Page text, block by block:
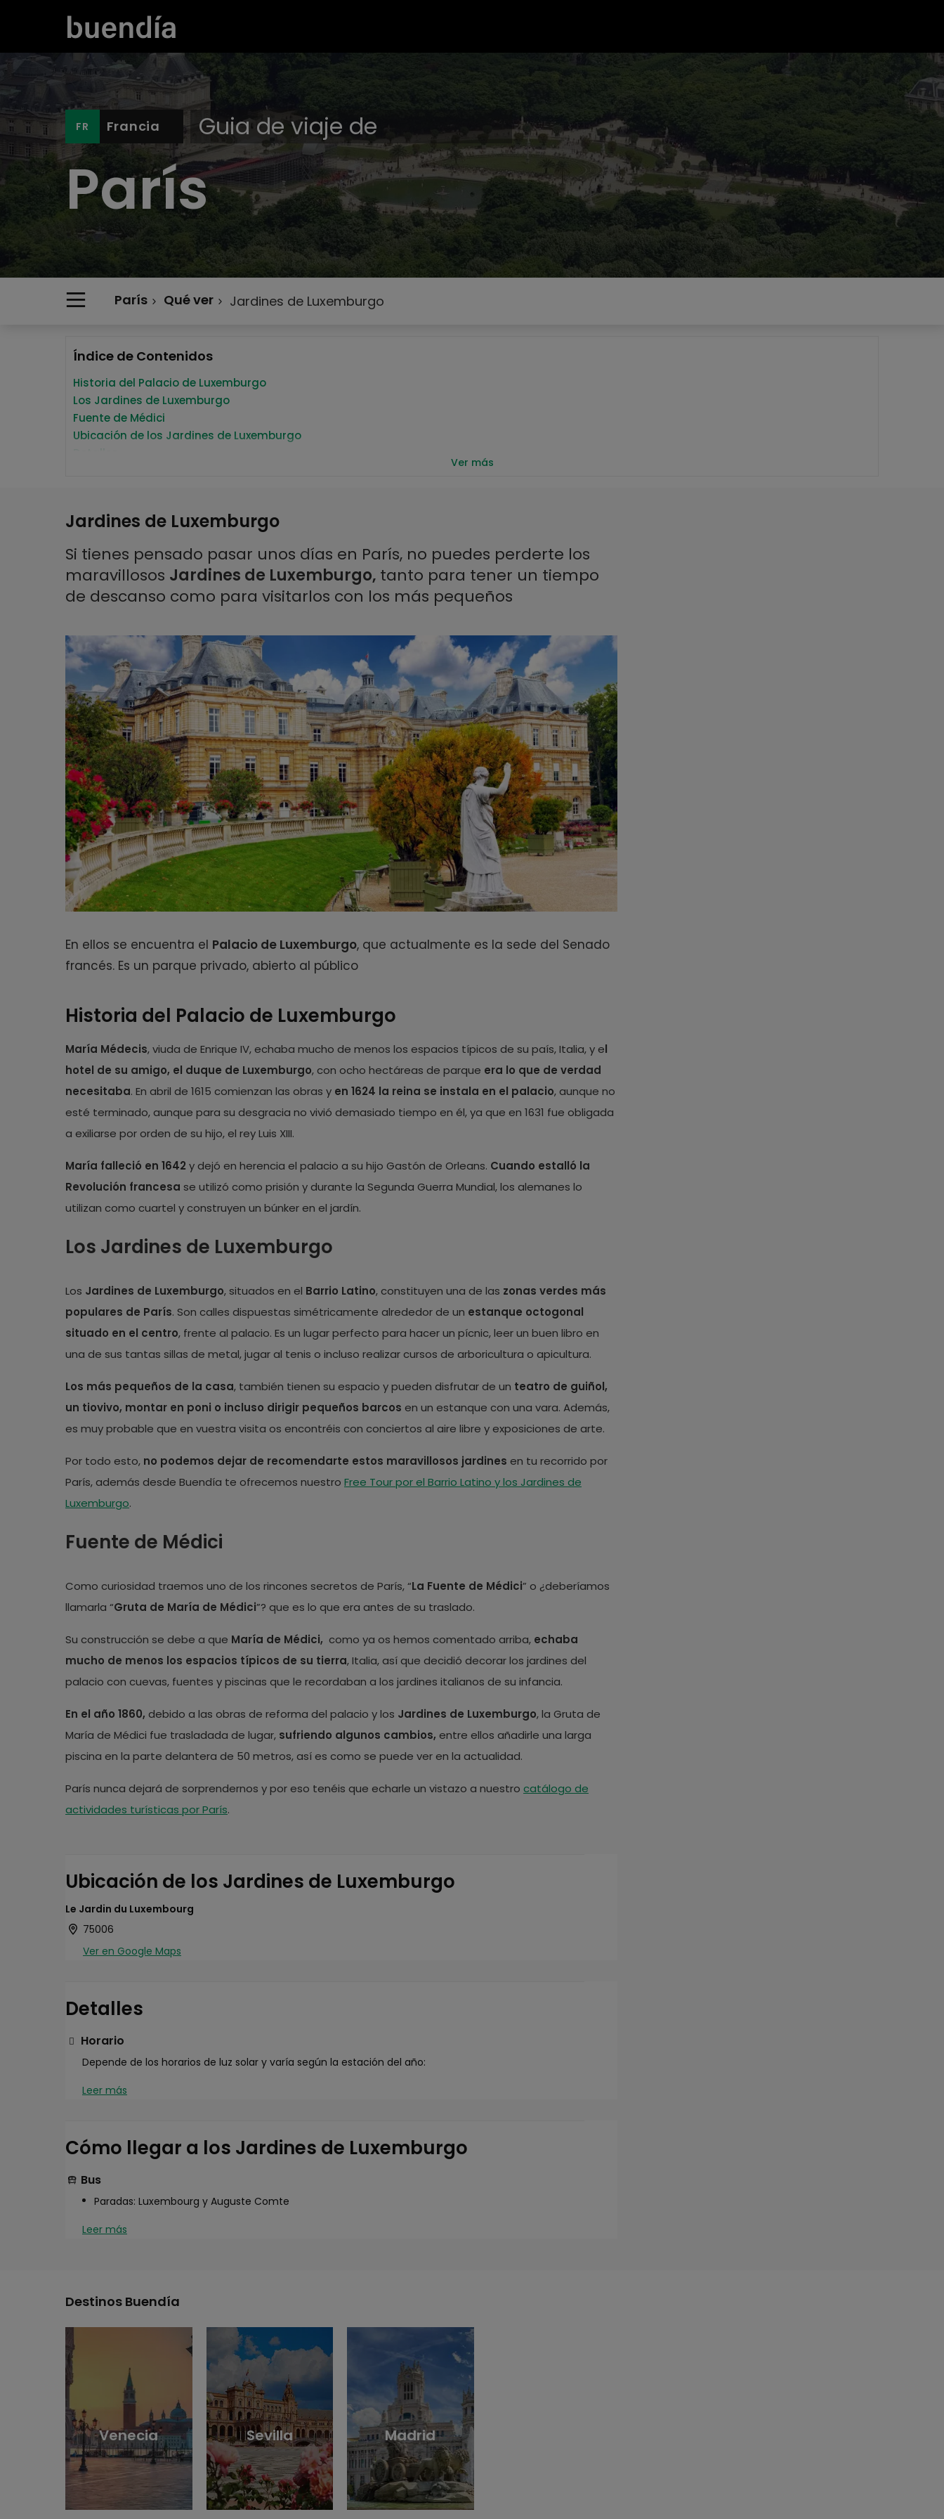
Francia Guia de viaje de
París
París Qué ver Jardines de Luxemburgo
Índice de Contenidos
Historia del Palacio de Luxemburgo
Los Jardines de Luxemburgo
Fuente de Médici
Ubicación de los Jardines de Luxemburgo
RER
Ver más
Jardines de Luxemburgo
Si tienes pensado pasar unos días en París, no puedes perderte los
maravillosos Jardines de Luxemburgo, tanto para tener un tiempo
de descanso como para visitarlos con los más pequeños
En ellos se encuentra el Palacio de Luxemburgo, que actualmente es la sede del Senado
francés. Es un parque privado, abierto al público
Historia del Palacio de Luxemburgo
María Médecis, viuda de Enrique IV, echaba mucho de menos los espacios típicos de su país, Italia, y el
hotel de su amigo, el duque de Luxemburgo, con ocho hectáreas de parque era lo que de verdad
necesitaba. En abril de 1615 comienzan las obras y en 1624 la reina se instala en el palacio, aunque no
esté terminado, aunque para su desgracia no vivió demasiado tiempo en él, ya que en 1631 fue obligada
a exiliarse por orden de su hijo, el rey Luis XIII.
María falleció en 1642 y dejó en herencia el palacio a su hijo Gastón de Orleans. Cuando estalló la
Revolución francesa se utilizó como prisión y durante la Segunda Guerra Mundial, los alemanes lo
utilizan como cuartel y construyen un búnker en el jardín.
Los Jardines de Luxemburgo
Los Jardines de Luxemburgo, situados en el Barrio Latino, constituyen una de las zonas verdes más
populares de París. Son calles dispuestas simétricamente alrededor de un estanque octogonal
situado en el centro, frente al palacio. Es un lugar perfecto para hacer un pícnic, leer un buen libro en
una de sus tantas sillas de metal, jugar al tenis o incluso realizar cursos de arboricultura o apicultura.
Los más pequeños de la casa, también tienen su espacio y pueden disfrutar de un teatro de guiñol,
un tiovivo, montar en poni o incluso dirigir pequeños barcos en un estanque con una vara. Además,
es muy probable que en vuestra visita os encontréis con conciertos al aire libre y exposiciones de arte.
Por todo esto, no podemos dejar de recomendarte estos maravillosos jardines en tu recorrido por
París, además desde Buendía te ofrecemos nuestro Free Tour por el Barrio Latino y los Jardines de
Luxemburgo.
Fuente de Médici
Como curiosidad traemos uno de los rincones secretos de París, “La Fuente de Médici” o ¿deberíamos
llamarla “Gruta de María de Médici”? que es lo que era antes de su traslado.
Su construcción se debe a que María de Médici, como ya os hemos comentado arriba, echaba
mucho de menos los espacios típicos de su tierra, Italia, así que decidió decorar los jardines del
palacio con cuevas, fuentes y piscinas que le recordaban a los jardines italianos de su infancia.
En el año 1860, debido a las obras de reforma del palacio y los Jardines de Luxemburgo, la Gruta de
María de Médici fue trasladada de lugar, sufriendo algunos cambios, entre ellos añadirle una larga
piscina en la parte delantera de 50 metros, así es como se puede ver en la actualidad.
París nunca dejará de sorprendernos y por eso tenéis que echarle un vistazo a nuestro catálogo de
actividades turísticas por París.
Ubicación de los Jardines de Luxemburgo
Le Jardin du Luxembourg
75006
Ver en Google Maps
Detalles
Horario
Depende de los horarios de luz solar y varía según la estación del año:
Leer más
Cómo llegar a los Jardines de Luxemburgo
Bus
Paradas: Luxembourg y Auguste Comte
Leer más
Destinos Buendía
Venecia Sevilla Madrid